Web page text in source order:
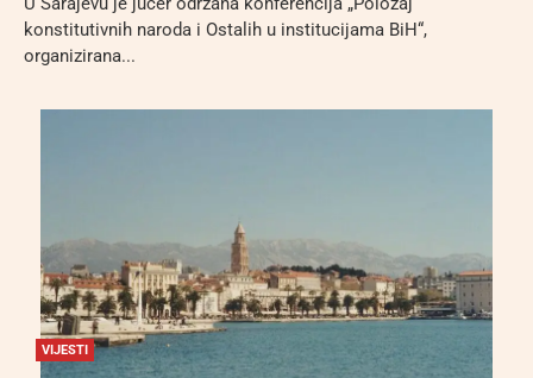
konstitutivnih naroda i Ostalih u institucijama BiH“,
organizirana...
VIJESTI